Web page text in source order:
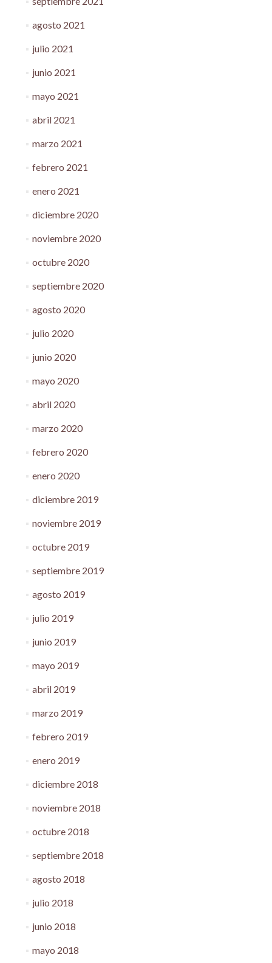
agosto 2021
julio 2021
junio 2021
mayo 2021
abril 2021
marzo 2021
febrero 2021
enero 2021
diciembre 2020
noviembre 2020
octubre 2020
septiembre 2020
agosto 2020
julio 2020
junio 2020
mayo 2020
abril 2020
marzo 2020
febrero 2020
enero 2020
diciembre 2019
noviembre 2019
octubre 2019
septiembre 2019
agosto 2019
julio 2019
junio 2019
mayo 2019
abril 2019
marzo 2019
febrero 2019
enero 2019
diciembre 2018
noviembre 2018
octubre 2018
septiembre 2018
agosto 2018
julio 2018
junio 2018
mayo 2018